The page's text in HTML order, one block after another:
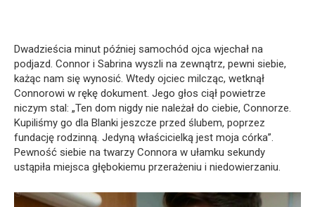
Dwadzieścia minut później samochód ojca wjechał na
podjazd. Connor i Sabrina wyszli na zewnątrz, pewni siebie,
każąc nam się wynosić. Wtedy ojciec milcząc, wetknął
Connorowi w rękę dokument. Jego głos ciął powietrze
niczym stal: „Ten dom nigdy nie należał do ciebie, Connorze.
Kupiliśmy go dla Blanki jeszcze przed ślubem, poprzez
fundację rodzinną. Jedyną właścicielką jest moja córka”.
Pewność siebie na twarzy Connora w ułamku sekundy
ustąpiła miejsca głębokiemu przerażeniu i niedowierzaniu.